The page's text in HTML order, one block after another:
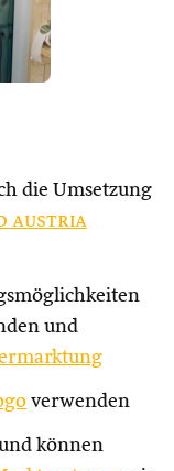
die Umsetzung
austria
und
verwenden
können